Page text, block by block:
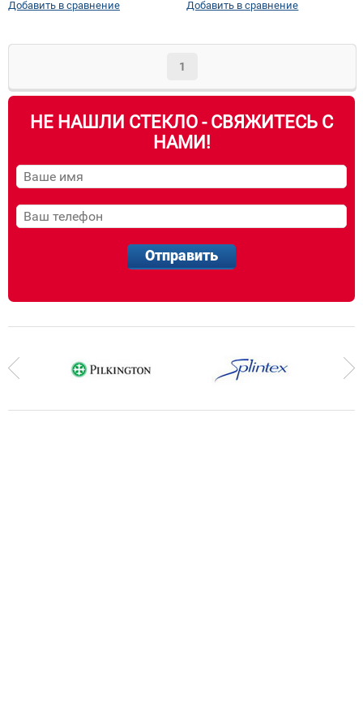
Добавить в сравнение Добавить в сравнение
1
НЕ НАШЛИ СТЕКЛО - СВЯЖИТЕСЬ С
НАМИ!
Отправить